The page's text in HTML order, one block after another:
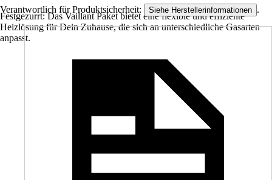
Festgezurrt: Das Vaillant Paket bietet eine flexible und effiziente
Heizlösung für Dein Zuhause, die sich an unterschiedliche Gasarten
anpasst.
Verantwortlich für Produktsicherheit: Siehe Herstellerinformationen .